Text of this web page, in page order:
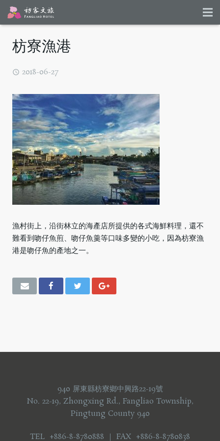
枋寮漁港
2018-06-27
漁村街上，沿街林立的海產店所提供的各式海鮮料理，還不
難看到吻仔魚煎、吻仔魚羹等口味多變的小吃，因為枋寮漁
港是吻仔魚的產地之一。
940 屏東縣枋寮鄉中興路22-19號
No. 22-19, Zhongxing Rd., Fangliao Township,
Pingtung County 940
TEL +886-8-8780888 ｜ FAX +886-8-8780838